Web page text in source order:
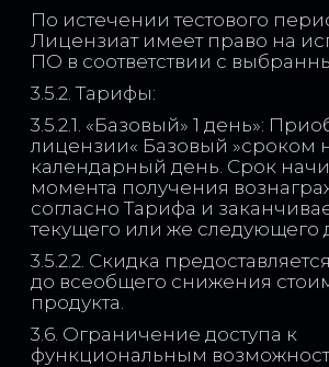
По истечении тестового
Лицензиат имеет право на
ПО в соответствии с
3.5.2. Тарифы:
3.5.2.1. «Базовый» 1 день»:
лицензии« Базовый »сроком
календарный день. Срок
момента получения
согласно Тарифа и
текущего или же следующего
3.5.2.2. Скидка
до всеобщего снижения
продукта.
3.6. Ограничение доступа к
функциональным